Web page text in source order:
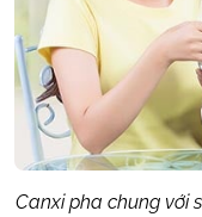
Canxi pha chung với